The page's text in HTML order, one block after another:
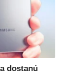
dostanú